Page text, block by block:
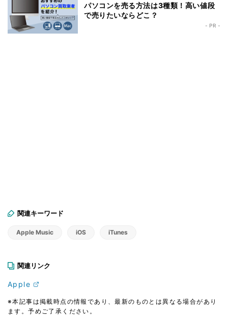
パソコンを売る方法は3種類！高い値段
で売りたいならどこ？
- PR -
関連キーワード
Apple Music iOS iTunes
関連リンク
Apple
※本記事は掲載時点の情報であり、最新のものとは異なる場合があり
ます。予めご了承ください。